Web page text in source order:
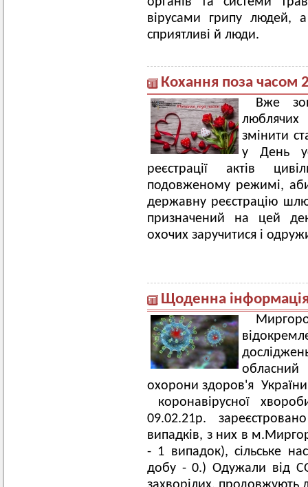
вірусами грипу людей,
сприятливі й люди.
Кохання поза часом
Вже
змінити
у День
реєстрації актів
подовженому режимі,
державну реєстрацію
призначений на цей
охочих заручитися і
Щоденна інформація
обласний
охорони здоров'я
коронавірусної
09.02.21р.
випадків, з них в
- 1 випадок), сільське
добу - 0.) Одужали від